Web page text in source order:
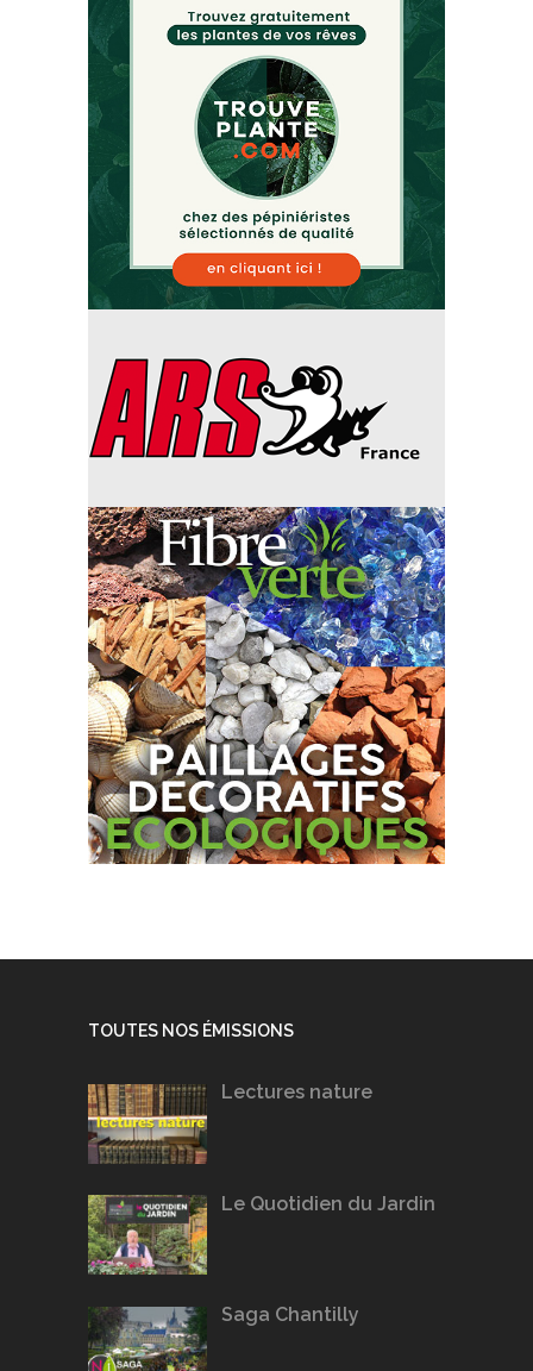
TOUTES NOS ÉMISSIONS
Lectures nature
Le Quotidien du Jardin
Saga Chantilly